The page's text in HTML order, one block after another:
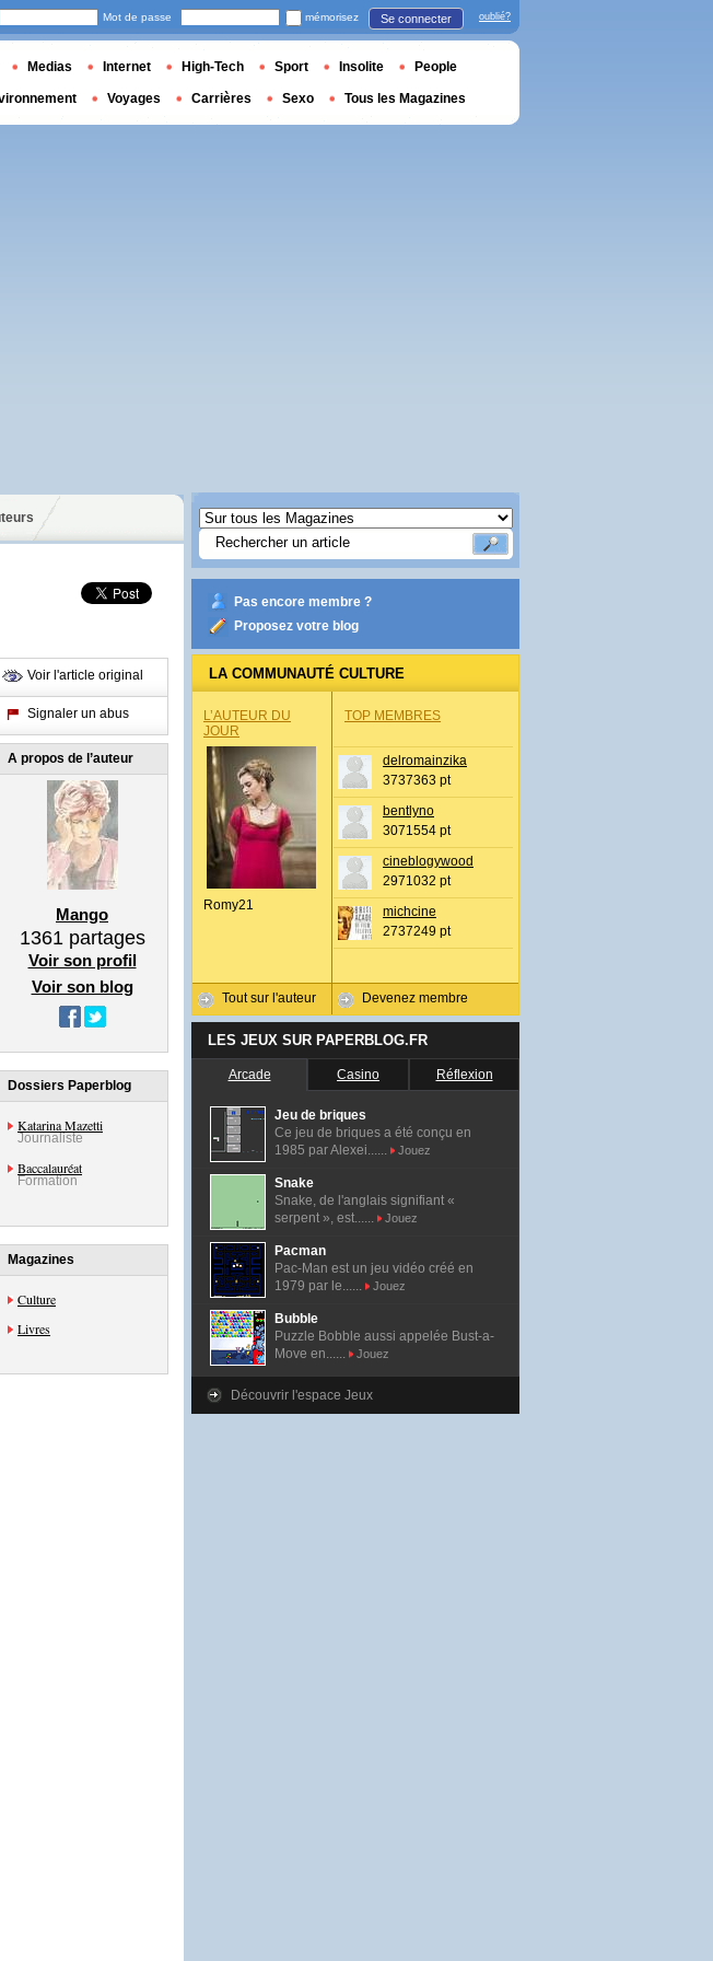
Voir l'article original
Signaler un abus
A propos de l’auteur
Mango
1361partages
Voir son profil
Voir son blog
Dossiers Paperblog
Katarina Mazetti
Journaliste
Baccalauréat
Formation
Magazines
Culture
Livres
Pas encore membre ?
Proposez votre blog
LA COMMUNAUTÉ CULTURE
L’AUTEUR DU
JOUR
Romy21
Tout sur l'auteur
TOP MEMBRES
delromainzika
3737363 pt
bentlyno
3071554 pt
cineblogywood
2971032 pt
michcine
2737249 pt
Devenez membre
LES JEUX SUR PAPERBLOG.FR
Arcade Casino Réflexion
Jeu de briques
Ce jeu de briques a été conçu en
1985 par Alexei......
Jouez
Snake
Snake, de l'anglais signifiant «
serpent », est......
Jouez
Pacman
Pac-Man est un jeu vidéo créé en
1979 par le......
Jouez
Bubble
Puzzle Bobble aussi appelée Bust-a-
Move en......
Jouez
Découvrir l'espace Jeux
Mot de passe mémorisez Se connecter oublié?
Medias Internet High-Tech Sport Insolite People
Voyages Carrières Sexo Tous les Magazines